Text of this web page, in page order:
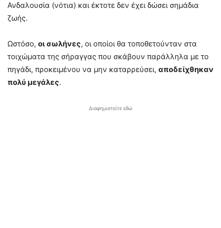
Ανδαλουσία (νότια) και έκτοτε δεν έχει δώσει σημάδια
ζωής.
Ωστόσο, οι σωλήνες, οι οποίοι θα τοποθετούνταν στα
τοιχώματα της σήραγγας που σκάβουν παράλληλα με το
πηγάδι, προκειμένου να μην καταρρεύσει, αποδείχθηκαν
πολύ μεγάλες.
Διαφημιστείτε εδώ